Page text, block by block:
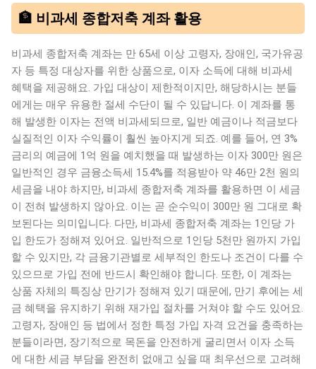
🏦 비과세 종합저축 계좌 활용
비과세 종합저축 계좌는 만 65세 이상 고령자, 장애인, 국가유공
자 등 특정 대상자를 위한 상품으로, 이자 소득에 대해 비과세
혜택을 제공해요. 가입 대상이 제한적이지만, 해당하시는 분들
에게는 매우 유용한 절세 수단이 될 수 있답니다. 이 계좌를 통
해 발생한 이자는 전액 비과세되므로, 일반 예금이나 적금보다
실질적인 이자 수익률이 훨씬 높아지게 되죠. 예를 들어, 연 3%
금리의 예금에 1억 원을 예치했을 때 발생하는 이자 300만 원은
일반적인 경우 금융소득세 15.4%를 적용받아 약 46만 2천 원의
세금을 내야 하지만, 비과세 종합저축 계좌를 활용하면 이 세금
이 전혀 발생하지 않아요. 이는 곧 순수익이 300만 원 그대로 확
보된다는 의미입니다. 다만, 비과세 종합저축 계좌는 1인당 가
입 한도가 정해져 있어요. 일반적으로 1인당 5천만 원까지 가입
할 수 있지만, 각 금융기관별로 세부적인 한도나 조건이 다를 수
있으므로 가입 전에 반드시 확인해야 합니다. 또한, 이 계좌는
상품 자체의 특징상 만기가 정해져 있기 때문에, 만기 후에는 세
금 혜택을 유지하기 위해 재가입 절차를 거쳐야 할 수도 있어요.
고령자, 장애인 등 법에서 정한 특정 가입 자격 요건을 충족하는
분들이라면, 장기적으로 목돈을 안전하게 굴리면서 이자 소득
에 대한 세금 부담을 완전히 없애고 싶을 때 최우선으로 고려해